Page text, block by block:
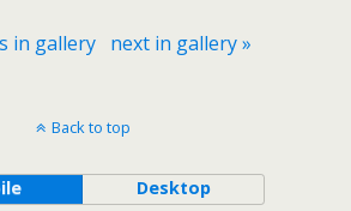
in gallery next in gallery »
Back to top
Desktop